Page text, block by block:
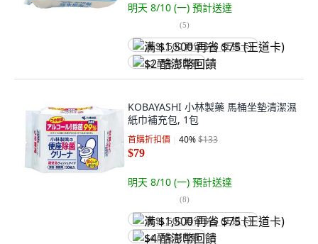
明天 8/10 (一) 預計送達
(5)
满 $1,500 再省 $75 (王道卡)
$2 酷澎幣回饋
KOBAYASHI 小林製藥 馬桶坐墊清潔濕
紙巾補充包, 1包
首購折扣價 40%$133
$79
明天 8/10 (一) 預計送達
(8)
满 $1,500 再省 $75 (王道卡)
$4 酷澎幣回饋